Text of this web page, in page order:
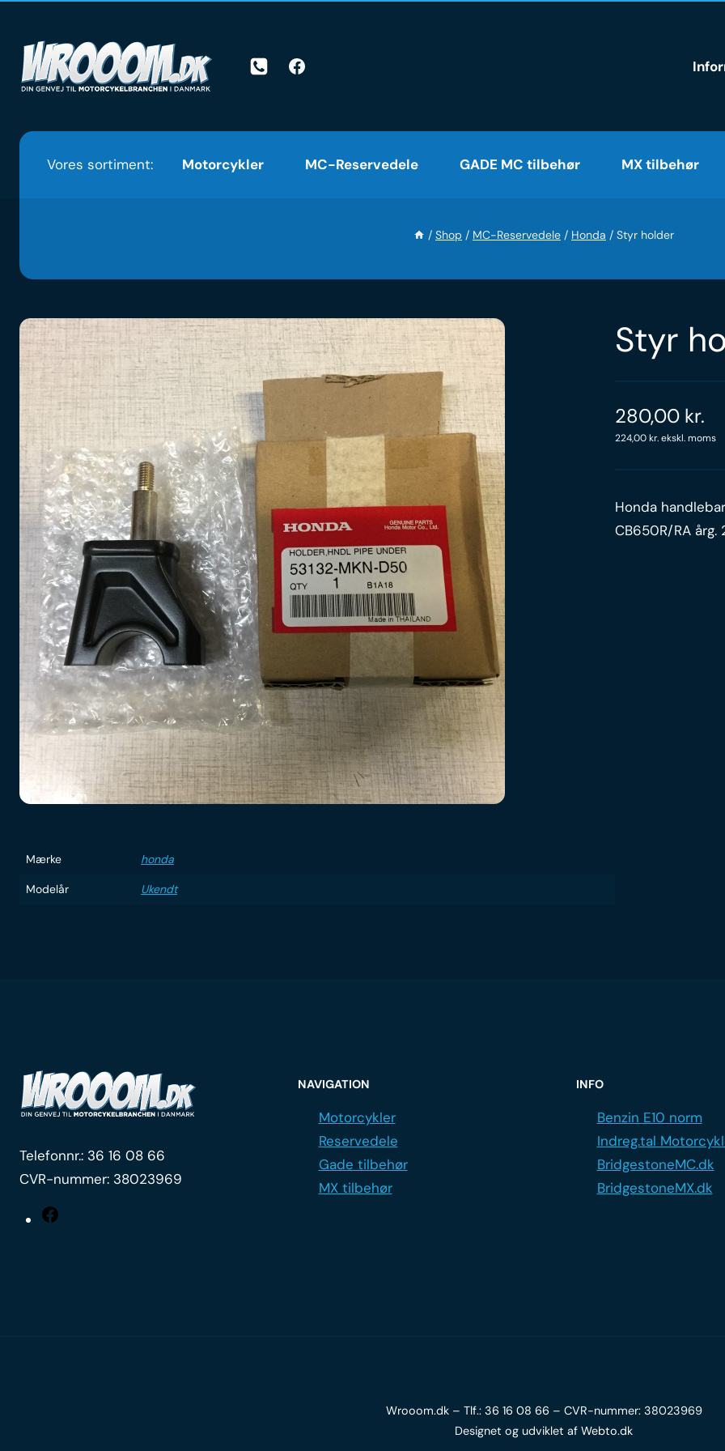
content
Vores sortiment: Motorcykler MC-Reservedele GADE MC tilbehør MX tilbehør
/ Shop / MC-Reservedele / Honda / Styr holder
Mærke honda
Modelår Ukendt
Styr
280,00 kr.
224,00kr.ekskl. moms
Honda
CB650R/RA årg.
Telefonnr.: 36 16 08 66
CVR-nummer: 38023969
NAVIGATION
Motorcykler
Reservedele
Gade tilbehør
MX tilbehør
INFO
Benzin E10 norm
Indreg.tal
BridgestoneMC.dk
BridgestoneMX.dk
Wrooom.dk – Tlf.: 36 16 08 66 – CVR-nummer: 38023969
Designet og udviklet af Webto.dk